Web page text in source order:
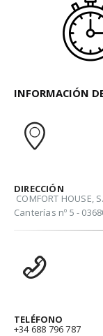
INFORMACIÓN
DIRECCIÓN
COMFORT HOUSE,
Canterías nº 5 -
TELÉFONO
+34 688 796 787